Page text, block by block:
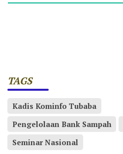
TAGS
Kadis Kominfo Tubaba
Pengelolaan Bank Sampah
Seminar Nasional